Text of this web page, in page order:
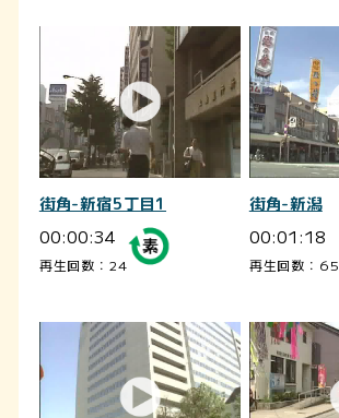
街角-新宿5丁目1
00:00:34
再生回数：24
街角-新潟
00:01:18
再生回数：65